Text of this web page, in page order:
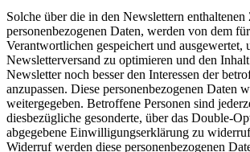
Solche über die in den Newslettern
personenbezogenen Daten, werden von dem
Verantwortlichen gespeichert und ausgewertet,
Newsletterversand zu optimieren und den
Newsletter noch besser den Interessen der
anzupassen. Diese personenbezogenen Daten
weitergegeben. Betroffene Personen sind
diesbezügliche gesonderte, über das Double-
abgegebene Einwilligungserklärung zu
Widerruf werden diese personenbezogenen